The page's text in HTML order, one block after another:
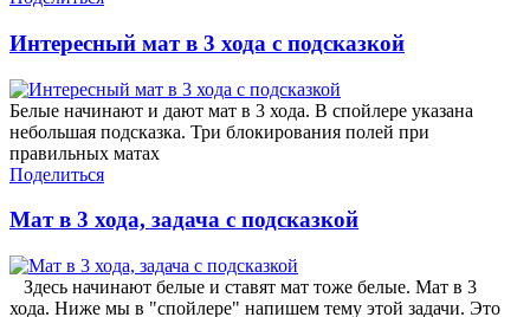
Интересный мат в 3 хода с подсказкой
Белые начинают и дают мат в 3 хода. В спойлере указана
небольшая подсказка. Три блокирования полей при
правильных матах
Поделиться
Мат в 3 хода, задача с подсказкой
Здесь начинают белые и ставят мат тоже белые. Мат в 3
хода. Ниже мы в "спойлере" напишем тему этой задачи. Это